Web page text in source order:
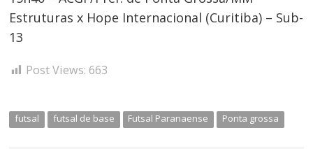
Estruturas x Hope Internacional (Curitiba) – Sub-
13
Post Views: 663
futsal futsal de base Futsal Paranaense Ponta grossa